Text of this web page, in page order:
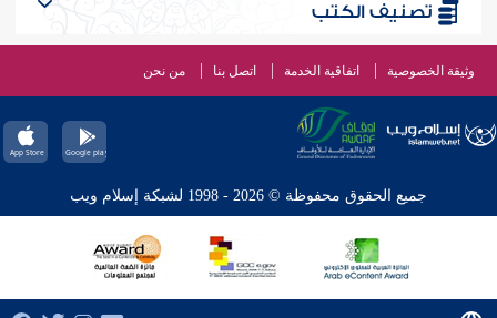
تصنيف الكتب
وثيقة الخصوصية اتفاقية الخدمة اتصل بنا من نحن
جميع الحقوق محفوظة © 2026 - 1998 لشبكة إسلام ويب